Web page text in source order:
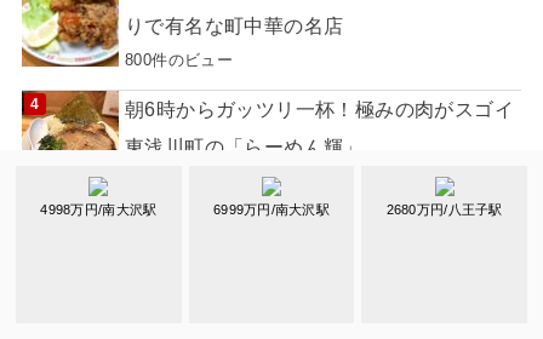
4998万円/南大沢駅 6999万円/南大沢駅 2680万円/八王子駅
りで有名な町中華の名店
800件のビュー
朝6時からガッツリ一杯！極みの肉がスゴイ
東浅川町の「らーめん輝」